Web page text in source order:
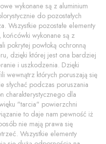
wykonane są z aluminium
do pozostałych
Wszystkie pozostałe elementy
końcówki wykonane są z
pokrytej powłoką ochronną
dzięki której jest ona bardziej
i uszkodzenia. Dzięki
wewnątrz których poruszają się
słychać podczas poruszania
charakterystycznego dla
"tarcia" powierzchni
to daje nam pewność iż
nie mają prawa się
Wszystkie elementy